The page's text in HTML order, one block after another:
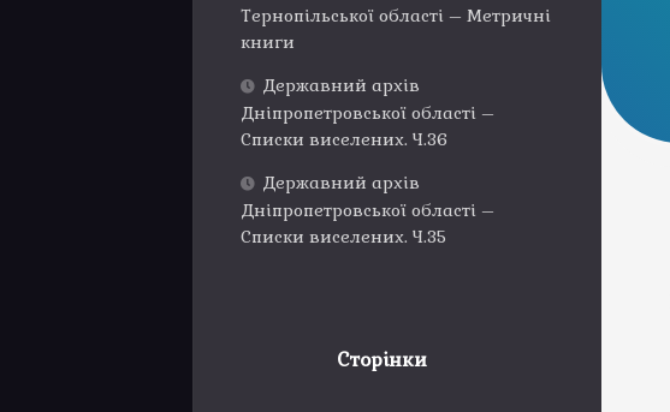
Тернопільської області – Метричні
книги
Державний архів
Дніпропетровської області –
Списки виселених. Ч.36
Державний архів
Дніпропетровської області –
Списки виселених. Ч.35
Сторінки